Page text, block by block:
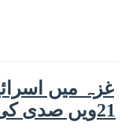
21ویں صدی